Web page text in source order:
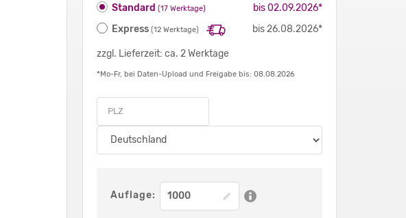
Standard (17 Werktage)
bis 02.09.2026*
Express (12 Werktage) bis 26.08.2026*
zzgl. Lieferzeit: ca. 2 Werktage
*Mo-Fr, bei Daten-Upload und Freigabe bis: 08.08.2026
Auflage: